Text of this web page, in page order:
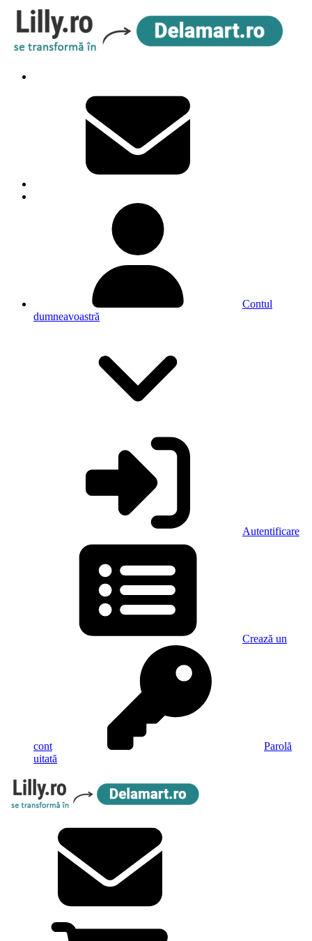
Contul
dumneavoastră
Autentificare
Crează un
cont
Parolă
uitată